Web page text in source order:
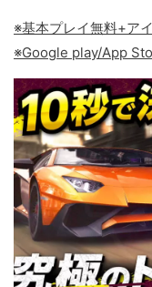
※基本プレイ無料+ア
※Google play/App